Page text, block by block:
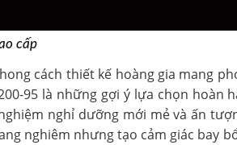
cấp
cách thiết kế hoàng gia mang
95 là những gợi ý lựa chọn hoàn
nghỉ dưỡng mới mẻ và ấn
nghiêm nhưng tạo cảm giác bay